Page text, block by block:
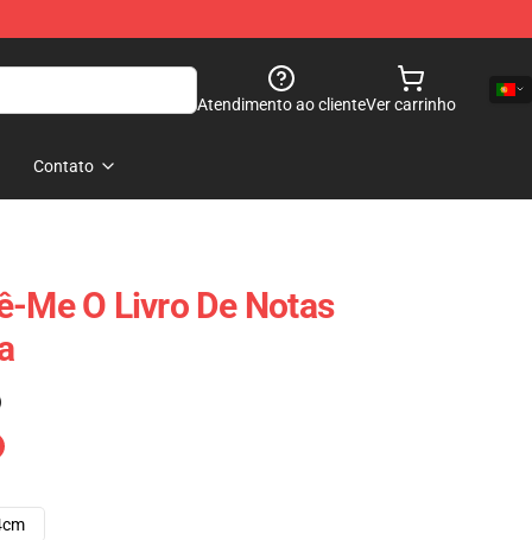
Atendimento ao clienteVer carrinho
Contato
Me O Livro De Notas